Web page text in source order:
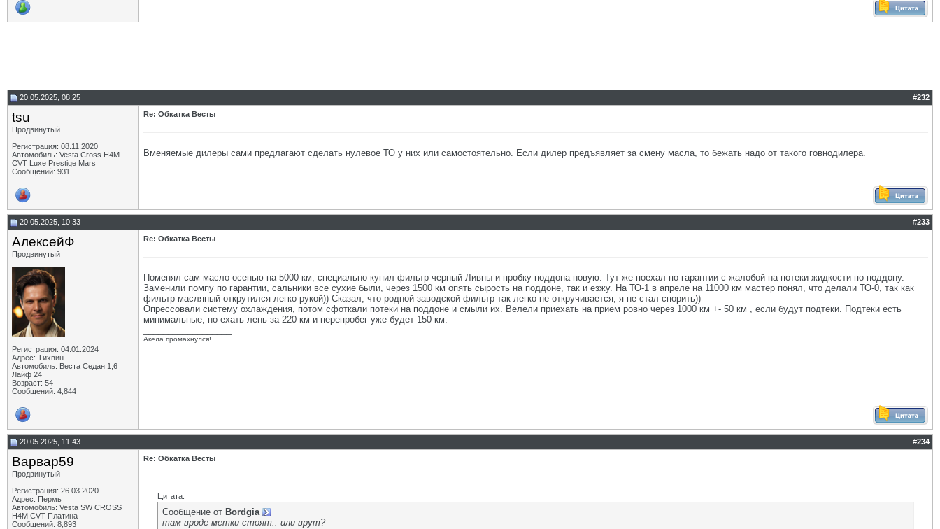
20.05.2025, 08:25 #232
tsu
Продвинутый
Регистрация: 08.11.2020
Автомобиль: Vesta Cross H4M
CVT Luxe Prestige Mars
Сообщений: 931
Re: Обкатка Весты
Вменяемые дилеры сами предлагают сделать нулевое ТО у них или самостоятельно. Если дилер предъявляет за смену масла, то бежать надо от такого говнодилера.
20.05.2025, 10:33 #233
АлексейФ
Продвинутый
Регистрация: 04.01.2024
Адрес: Тихвин
Автомобиль: Веста Седан 1,6
Лайф 24
Возраст: 54
Сообщений: 4,844
Re: Обкатка Весты
Поменял сам масло осенью на 5000 км, специально купил фильтр черный Ливны и пробку поддона новую. Тут же поехал по гарантии с жалобой на потеки жидкости по поддону.
Заменили помпу по гарантии, сальники все сухие были, через 1500 км опять сырость на поддоне, так и езжу. На ТО-1 в апреле на 11000 км мастер понял, что делали ТО-0, так как
фильтр масляный открутился легко рукой)) Сказал, что родной заводской фильтр так легко не откручивается, я не стал спорить))
Опрессовали систему охлаждения, потом сфоткали потеки на поддоне и смыли их. Велели приехать на прием ровно через 1000 км +- 50 км , если будут подтеки. Подтеки есть
минимальные, но ехать лень за 220 км и перепробег уже будет 150 км.
Акела промахнулся!
20.05.2025, 11:43 #234
Варвар59
Продвинутый
Регистрация: 26.03.2020
Адрес: Пермь
Автомобиль: Vesta SW CROSS
H4M CVT Платина
Сообщений: 8,893
Re: Обкатка Весты
Цитата:
Сообщение от Bordgia
там вроде метки стоят.. или врут?